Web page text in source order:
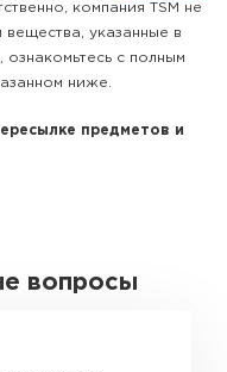
компания TSM не
вещества, указанные в
с полным
ниже.
предметов и
вопросы